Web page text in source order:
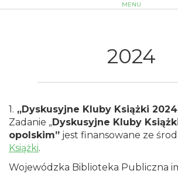
MENU
2024
1. „Dyskusyjne Kluby Książki
Zadanie „Dyskusyjne Kluby
opolskim” jest finansowane ze
Książki.
Wojewódzka Biblioteka Publiczna